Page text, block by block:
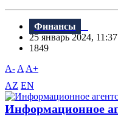
Финансы
25 январь 2024,
1849
A- A A+
AZ EN
Информационное